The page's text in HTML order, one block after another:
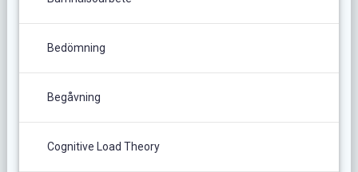
Bedömning
Begåvning
Cognitive Load Theory